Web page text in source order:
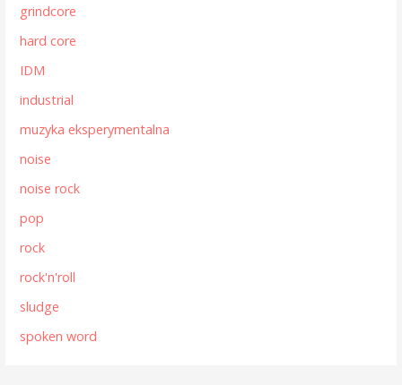
grindcore
hard core
IDM
industrial
muzyka eksperymentalna
noise
noise rock
pop
rock
rock'n'roll
sludge
spoken word